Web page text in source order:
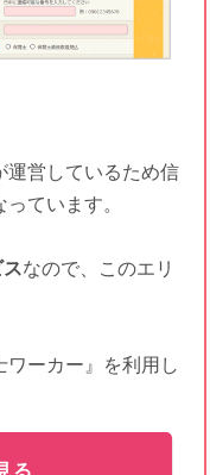
運営しているため信
ています。
なので、このエリ
ーカー』を利用し
る